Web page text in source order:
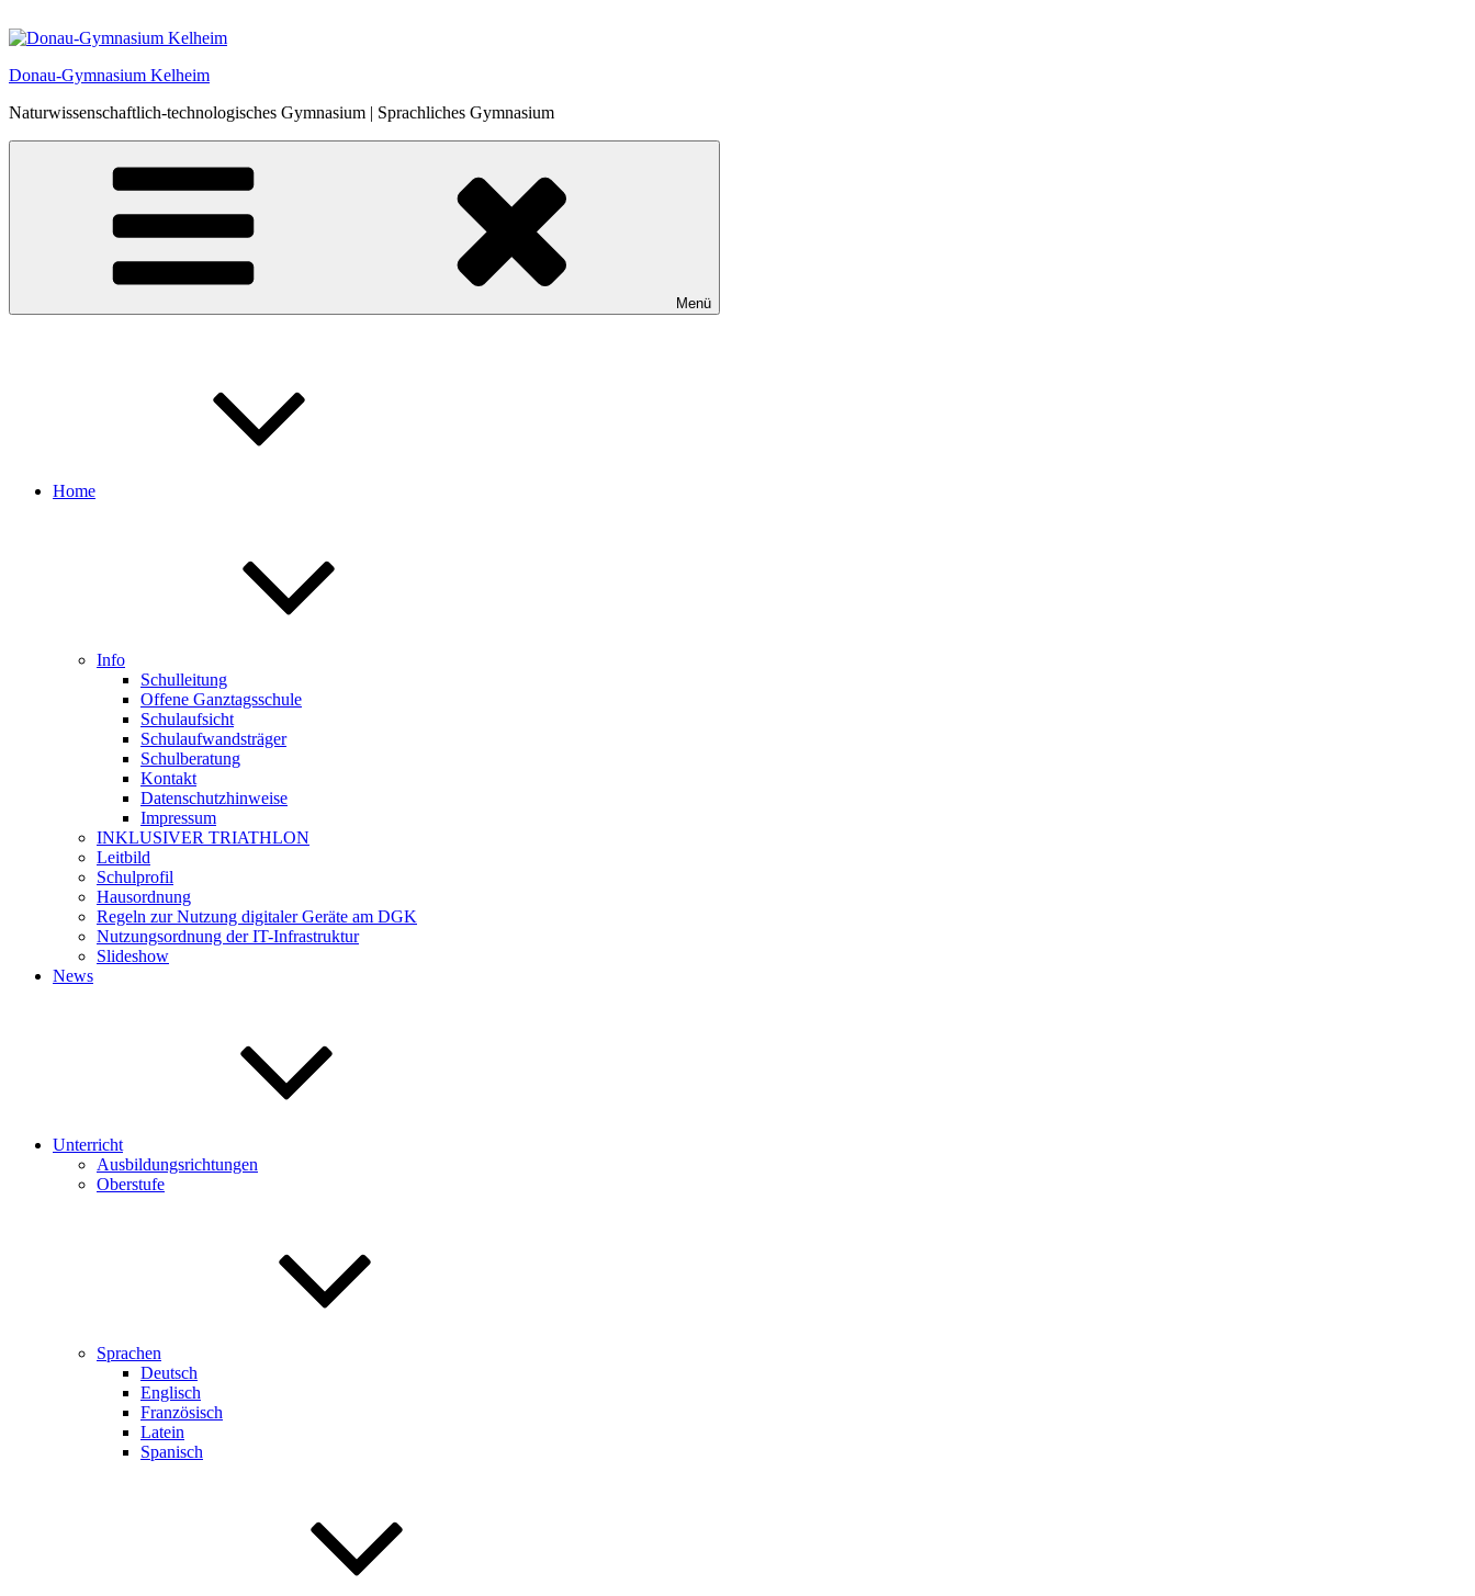
Inhalt
Donau-Gymnasium Kelheim
Naturwissenschaftlich-technologisches Gymnasium | Sprachliches Gymnasium
Menü
Home
Info
Schulleitung
Offene Ganztagsschule
Schulaufsicht
Schulaufwandsträger
Schulberatung
Kontakt
Datenschutzhinweise
Impressum
INKLUSIVER TRIATHLON
Leitbild
Schulprofil
Hausordnung
Regeln zur Nutzung digitaler Geräte am DGK
Nutzungsordnung der IT-Infrastruktur
Slideshow
News
Unterricht
Ausbildungsrichtungen
Oberstufe
Sprachen
Deutsch
Englisch
Französisch
Latein
Spanisch